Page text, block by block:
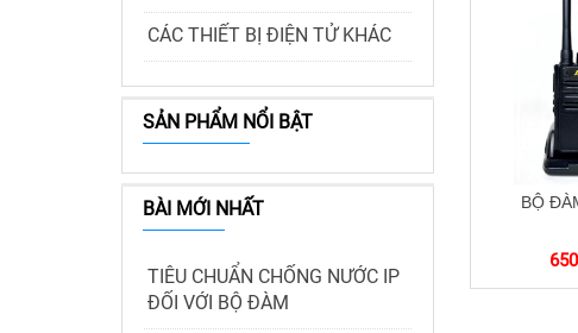
CÁC THIẾT BỊ ĐIỆN TỬ KHÁC
SẢN PHẨM NỔI BẬT
BÀI MỚI NHẤT
TIÊU CHUẨN CHỐNG NƯỚC IP
ĐỐI VỚI BỘ ĐÀM
BỘ